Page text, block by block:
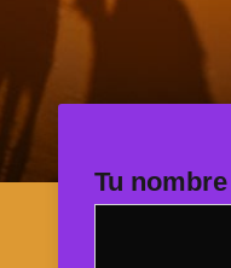
Tu nombre